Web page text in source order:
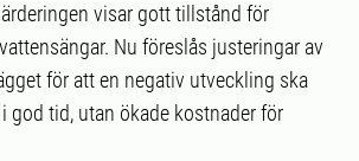
visar gott tillstånd för
Nu föreslås justeringar av
för att en negativ utveckling ska
god tid, utan ökade kostnader för